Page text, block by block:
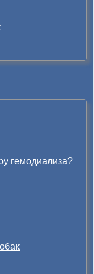
гемодиализа?